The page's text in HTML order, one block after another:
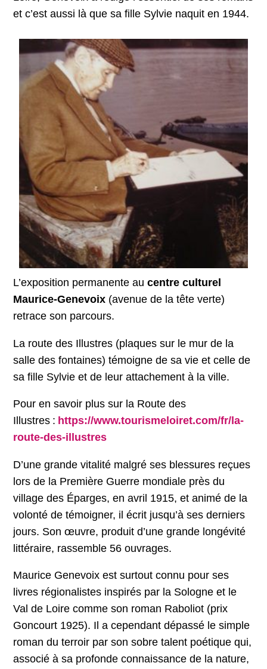
et c’est aussi là que sa fille Sylvie naquit en 1944.
L’exposition permanente au centre culturel
Maurice-Genevoix (avenue de la tête verte)
retrace son parcours.
La route des Illustres (plaques sur le mur de la
salle des fontaines) témoigne de sa vie et celle de
sa fille Sylvie et de leur attachement à la ville.
Pour en savoir plus sur la Route des
Illustres : https://www.tourismeloiret.com/fr/la-
route-des-illustres
D’une grande vitalité malgré ses blessures reçues
lors de la Première Guerre mondiale près du
village des Éparges, en avril 1915, et animé de la
volonté de témoigner, il écrit jusqu’à ses derniers
jours. Son œuvre, produit d’une grande longévité
littéraire, rassemble 56 ouvrages.
Maurice Genevoix est surtout connu pour ses
livres régionalistes inspirés par la Sologne et le
Val de Loire comme son roman Raboliot (prix
Goncourt 1925). Il a cependant dépassé le simple
roman du terroir par son sobre talent poétique qui,
associé à sa profonde connaissance de la nature,